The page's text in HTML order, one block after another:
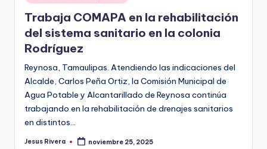
en
Trabaja COMAPA en la rehabilitación
del sistema sanitario en la colonia
Rodríguez
Reynosa, Tamaulipas. Atendiendo las indicaciones del
Alcalde, Carlos Peña Ortiz, la Comisión Municipal de
Agua Potable y Alcantarillado de Reynosa continúa
trabajando en la rehabilitación de drenajes sanitarios
en distintos…
Publicado
Jesus Rivera noviembre 25, 2025